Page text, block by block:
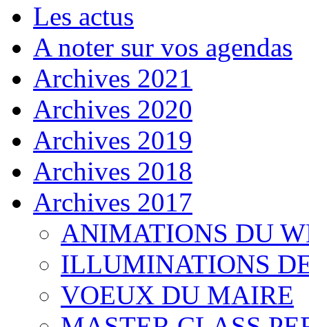
Les actus
A noter sur vos agendas
Archives 2021
Archives 2020
Archives 2019
Archives 2018
Archives 2017
ANIMATIONS DU
ILLUMINATIONS
VOEUX DU MAIRE